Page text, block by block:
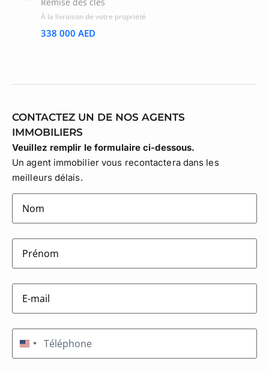
À la livraison de votre propriété
338 000 AED
CONTACTEZ UN DE NOS AGENTS
IMMOBILIERS
Veuillez remplir le formulaire ci-dessous.
Un agent immobilier vous recontactera dans les
meilleurs délais.
lastname(Nécessaire)
firstname(Nécessaire)
E-
mail(Nécessaire)
Téléphone(Nécessaire)
États-Unis +1